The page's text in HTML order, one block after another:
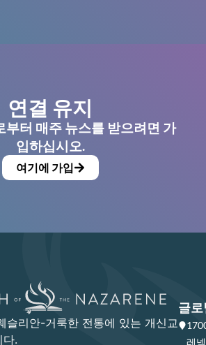
연결 유지
부터 매주 뉴스를 받으려면 가
입하십시오.
여기에 가입
슬리안-거룩한 전통에 있는 개신교
다.
글로
레